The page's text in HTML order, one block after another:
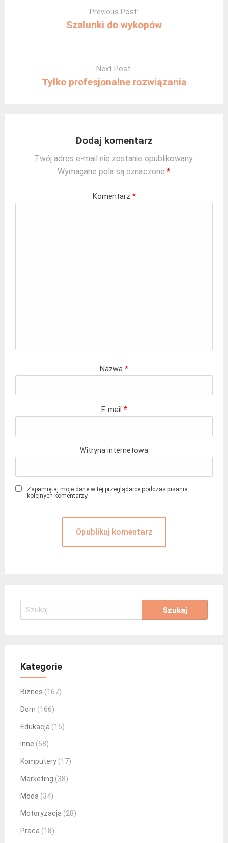
Previous Post:
Szalunki do wykopów
Next Post:
Tylko profesjonalne rozwiązania
Dodaj komentarz
Twój adres e-mail nie zostanie opublikowany.
Wymagane pola są oznaczone *
Komentarz *
Nazwa *
E-mail *
Witryna internetowa
Zapamiętaj moje dane w tej przeglądarce podczas pisania
kolejnych komentarzy.
Szukaj:
Kategorie
Biznes (167)
Dom (166)
Edukacja (15)
Inne (58)
Komputery (17)
Marketing (38)
Moda (34)
Motoryzacja (28)
Praca (18)